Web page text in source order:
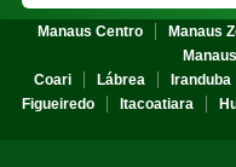
Manaus Centro Manaus
Coari
Lábrea Iranduba
Figueiredo
Itacoatiara